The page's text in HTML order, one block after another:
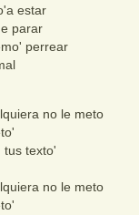
estar
parar
perrear
no le meto
tus texto'
no le meto